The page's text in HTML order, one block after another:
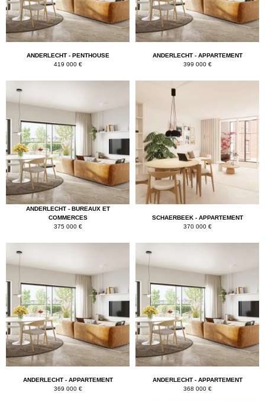
ANDERLECHT - PENTHOUSE
419 000 €
ANDERLECHT - APPARTEMENT
399 000 €
ANDERLECHT - BUREAUX ET
COMMERCES
375 000 €
SCHAERBEEK - APPARTEMENT
370 000 €
ANDERLECHT - APPARTEMENT
369 000 €
ANDERLECHT - APPARTEMENT
368 000 €